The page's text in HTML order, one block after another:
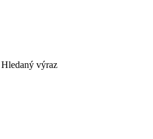
Hledaný výraz